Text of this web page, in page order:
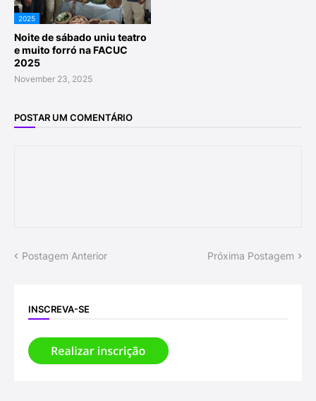
2025
Noite de sábado uniu teatro
e muito forró na FACUC
2025
November 23, 2025
POSTAR UM COMENTÁRIO
Postagem Anterior Próxima Postagem
INSCREVA-SE